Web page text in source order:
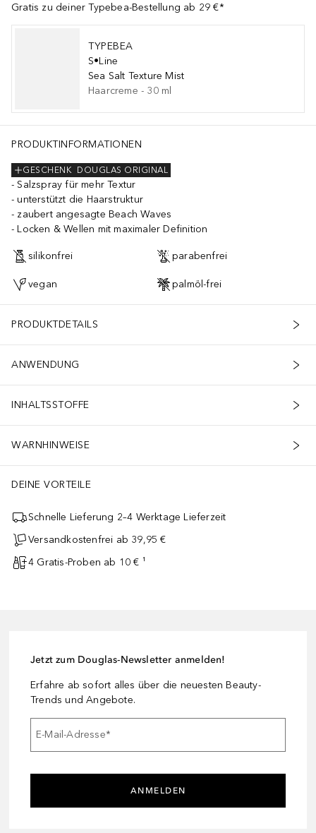
Gratis zu deiner Typebea-Bestellung ab 29 €*
TYPEBEA
S•Line
Sea Salt Texture Mist
Haarcreme - 30 ml
PRODUKTINFORMATIONEN
DOUGLAS ORIGINAL
GESCHENK
Salzspray für mehr Textur
unterstützt die Haarstruktur
zaubert angesagte Beach Waves
Locken & Wellen mit maximaler Definition
silikonfrei parabenfrei
vegan palmöl-frei
PRODUKTDETAILS
ANWENDUNG
INHALTSSTOFFE
WARNHINWEISE
DEINE VORTEILE
Schnelle Lieferung 2–4 Werktage Lieferzeit
Versandkostenfrei ab 39,95 €
4 Gratis-Proben ab 10 € ¹
Jetzt zum Douglas-Newsletter anmelden!
Erfahre ab sofort alles über die neuesten Beauty-
Trends und Angebote.
E-Mail-Adresse*
ANMELDEN